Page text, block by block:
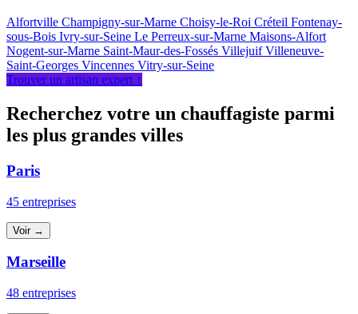
Alfortville Champigny-sur-Marne Choisy-le-Roi Créteil Fontenay-
sous-Bois Ivry-sur-Seine Le Perreux-sur-Marne Maisons-Alfort
Nogent-sur-Marne Saint-Maur-des-Fossés VillejuifVilleneuve-
Saint-Georges Vincennes Vitry-sur-Seine
Trouver un artisan expert ↑
Recherchez votre un chauffagiste parmi
les plus grandes villes
Paris
45 entreprises
Voir →
Marseille
48 entreprises